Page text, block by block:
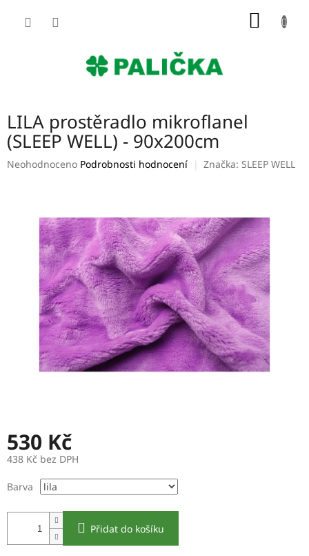
LILA prostěradlo mikroflanel
(SLEEP WELL) - 90x200cm
Průměrné
hvězdiček.
Neohodnoceno Podrobnosti hodnocení Značka: SLEEP WELL
530 Kč
438 Kč bez DPH
cena:
Barva
Přidat do košíku